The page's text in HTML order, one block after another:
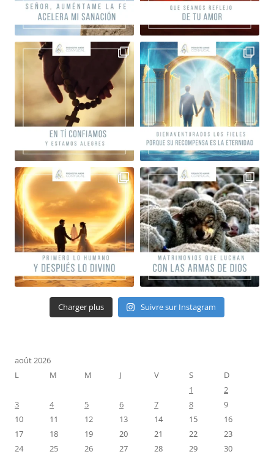
Charger plus Suivre sur Instagram
août 2026
L
M M J V S
D
1
2
3
4 5 6 7 8
9
10
11 12 13 14 15
16
17
18 19 20 21 22
23
24
25 26 27 28 29
30